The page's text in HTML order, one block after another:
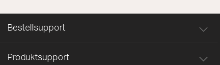
Bestellsupport
Produktsupport